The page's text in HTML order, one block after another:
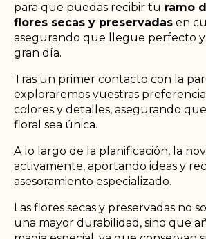
para que puedas recibir tu ramo
flores secas y preservadas en
asegurando que llegue perfecto y
gran día.
Tras un primer contacto con la
exploraremos vuestras
colores y detalles, asegurando
floral sea única.
A lo largo de la planificación, la
activamente, aportando ideas y
asesoramiento especializado.
Las flores secas y preservadas no
una mayor durabilidad, sino que